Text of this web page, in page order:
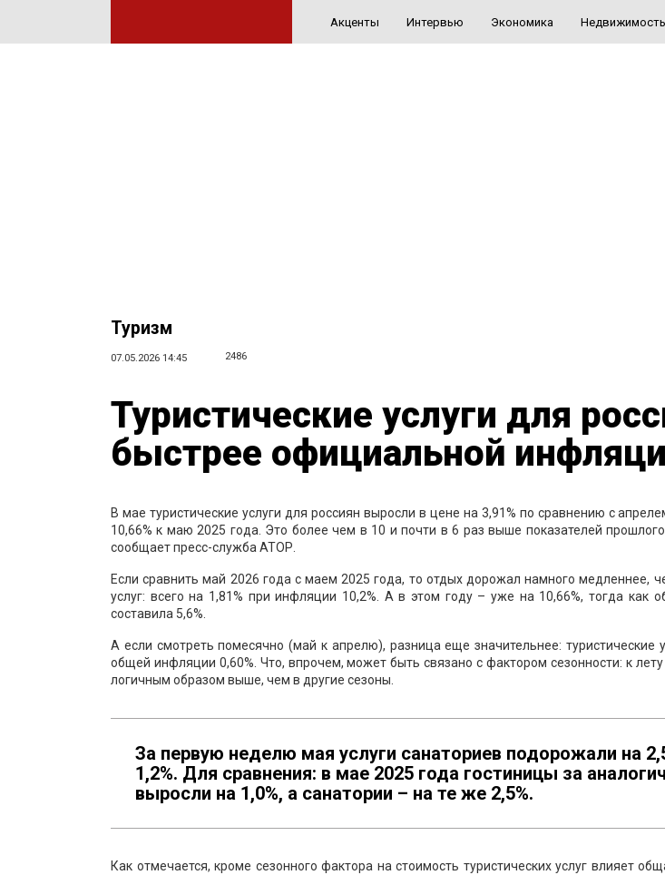
Акценты Интервью Экономика Недвижимость
Туризм
07.05.2026 14:45 2486
Туристические услуги для
быстрее официальной
В мае туристические услуги для россиян выросли в цене на 3,91% по сравнению с
10,66% к маю 2025 года. Это более чем в 10 и почти в 6 раз выше показателей
сообщает пресс-служба АТОР.
Если сравнить май 2026 года с маем 2025 года, то отдых дорожал намного медленнее,
услуг: всего на 1,81% при инфляции 10,2%. А в этом году – уже на 10,66%, тогда как
составила 5,6%.
А если смотреть помесячно (май к апрелю), разница еще значительнее: туристические
общей инфляции 0,60%. Что, впрочем, может быть связано с фактором сезонности: к лету
логичным образом выше, чем в другие сезоны.
За первую неделю мая услуги санаториев подорожали на
1,2%. Для сравнения: в мае 2025 года гостиницы за
выросли на 1,0%, а санатории – на те же 2,5%.
Как отмечается, кроме сезонного фактора на стоимость туристических услуг влияет